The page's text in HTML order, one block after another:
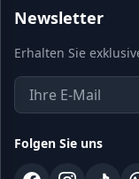
Newsletter
Erhalten Sie
Folgen Sie uns